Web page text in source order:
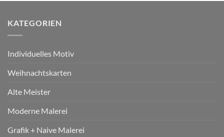
KATEGORIEN
Individuelles Motiv
Weihnachtskarten
Alte Meister
Moderne Malerei
Grafik + Naive Malerei